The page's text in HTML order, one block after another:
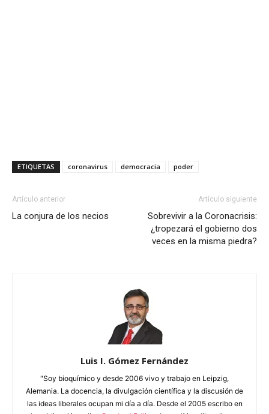
ETIQUETAS coronavirus democracia poder
Artículo anterior
La conjura de los necios
Artículo siguiente
Sobrevivir a la Coronacrisis:
¿tropezará el gobierno dos
veces en la misma piedra?
Luis I. Gómez Fernández
"Soy bioquímico y desde 2006 vivo y trabajo en Leipzig,
Alemania. La docencia, la divulgación científica y la discusión de
las ideas liberales ocupan mi día a día. Desde el 2005 escribo en